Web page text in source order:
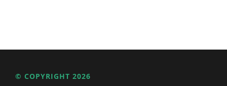
© COPYRIGHT 2026